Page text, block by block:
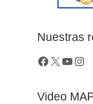
Nuestras
Video